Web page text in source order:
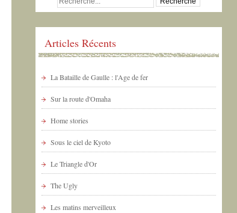
Articles Récents
La Bataille de Gaulle : l'Age de fer
Sur la route d'Omaha
Home stories
Sous le ciel de Kyoto
Le Triangle d'Or
The Ugly
Les matins merveilleux